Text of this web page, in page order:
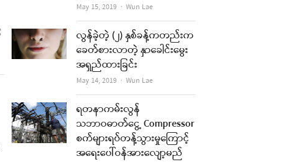
Share
this
post
May 15, 2019 Author
Wun Lae
လွန်ခဲ့တဲ့ (၂) နှစ်ခန့်ကတည်းက
ခေတ်စားလာတဲ့ နှာခေါင်းမွေး
အရှည်ထားခြင်း
May 14, 2019 Author
Wun Lae
ရတနာကမ်းလွန်
သဘာဝဓာတ်ငွေ့ Compressor
စက်များရပ်တန့်သွားမှုကြောင့်
အရေးပေါ်ဝန်အားလျော့မည်